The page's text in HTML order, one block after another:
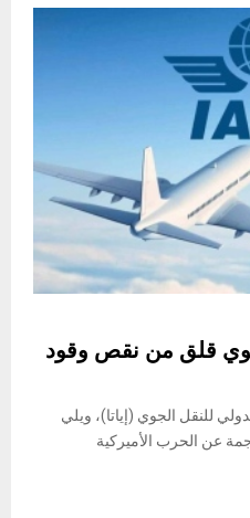
قلق من نقص وقود
للنقل الجوي (إياتا)، ويلي
عن الحرب الأميركية